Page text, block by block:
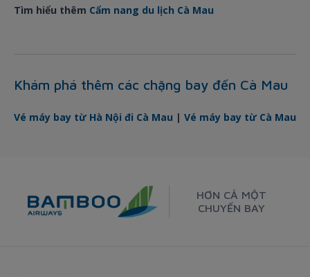
Tìm hiểu thêm Cẩm nang du lịch Cà Mau
Khám phá thêm các chặng bay đến Cà Mau
Vé máy bay từ Hà Nội đi Cà Mau | Vé máy bay từ Cà Mau
HƠN CẢ MỘT
CHUYẾN BAY